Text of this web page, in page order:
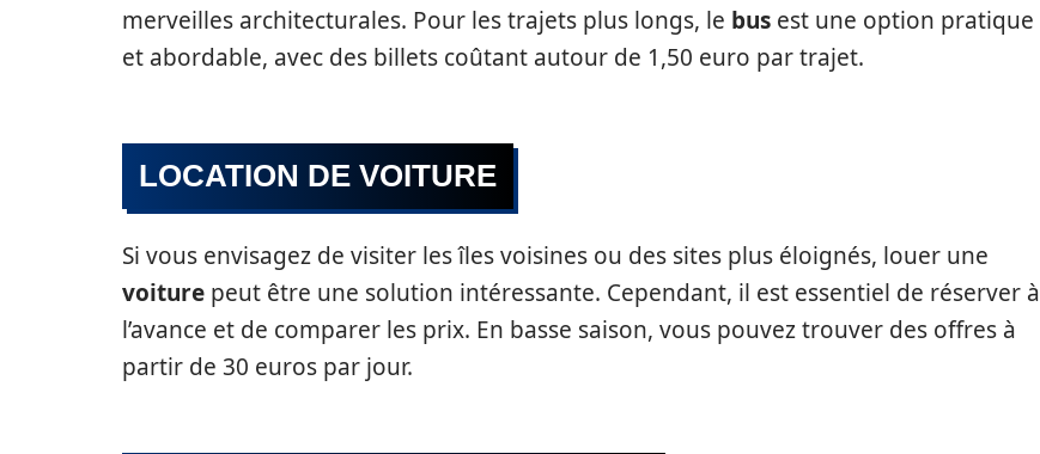
merveilles architecturales. Pour les trajets plus longs, le bus est une option pratique
et abordable, avec des billets coûtant autour de 1,50 euro par trajet.
LOCATION DE VOITURE
Si vous envisagez de visiter les îles voisines ou des sites plus éloignés, louer une
voiture peut être une solution intéressante. Cependant, il est essentiel de réserver à
l’avance et de comparer les prix. En basse saison, vous pouvez trouver des offres à
partir de 30 euros par jour.